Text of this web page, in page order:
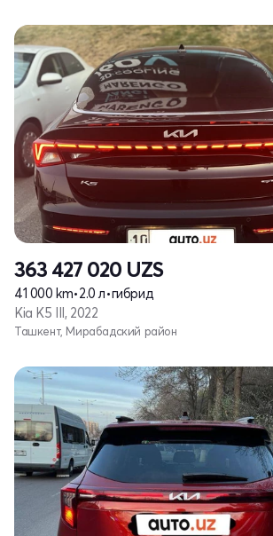
363 427 020 UZS
41 000 km•2.0 л•гибрид
Kia K5 III, 2022
Ташкент, Мирабадский район